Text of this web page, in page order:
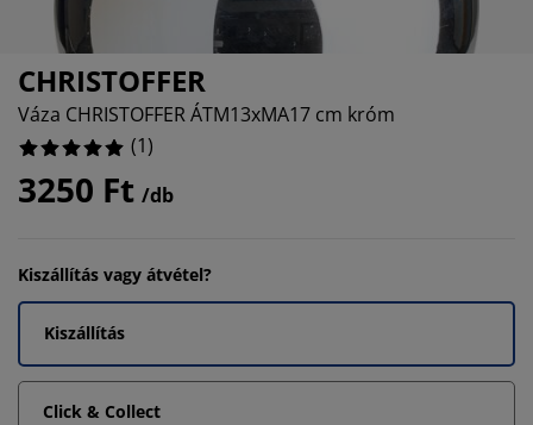
CHRISTOFFER
Váza CHRISTOFFER ÁTM13xMA17 cm króm
(1)
3250 Ft /db
Kiszállítás vagy átvétel?
Kiszállítás
Click & Collect